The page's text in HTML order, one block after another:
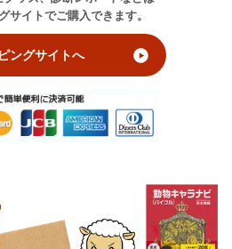
サイトでご購入できます。
ングサイトへ